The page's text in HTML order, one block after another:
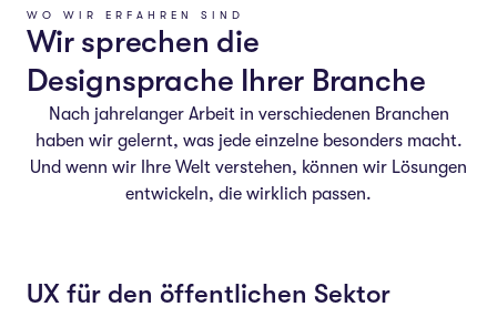
WO WIR ERFAHREN SIND
Wir sprechen die
Designsprache Ihrer Branche
Nach jahrelanger Arbeit in verschiedenen Branchen
haben wir gelernt, was jede einzelne besonders macht.
Und wenn wir Ihre Welt verstehen, können wir Lösungen
entwickeln, die wirklich passen.
UX für den öffentlichen Sektor